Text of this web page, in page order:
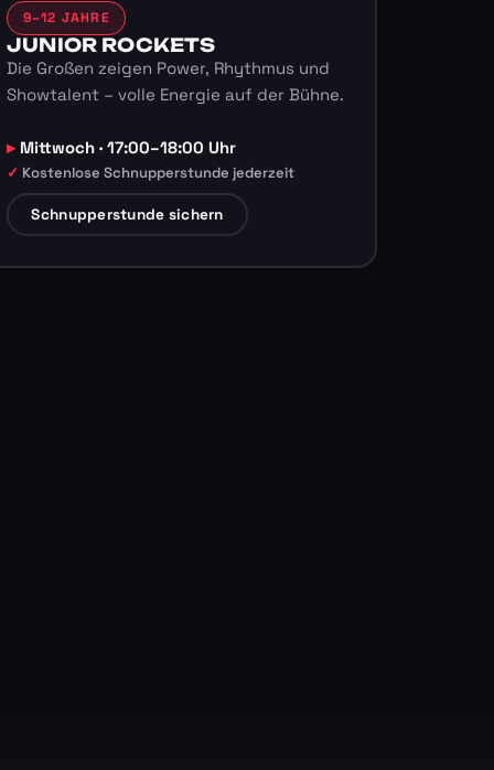
9–12 JAHRE
JUNIOR ROCKETS
Die Großen zeigen Power, Rhythmus und
Showtalent – volle Energie auf der Bühne.
Mittwoch · 17:00–18:00 Uhr
Kostenlose Schnupperstunde jederzeit
Schnupperstunde sichern